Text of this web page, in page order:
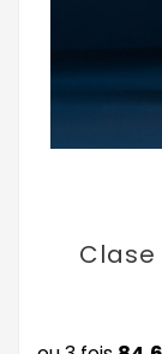
Clase